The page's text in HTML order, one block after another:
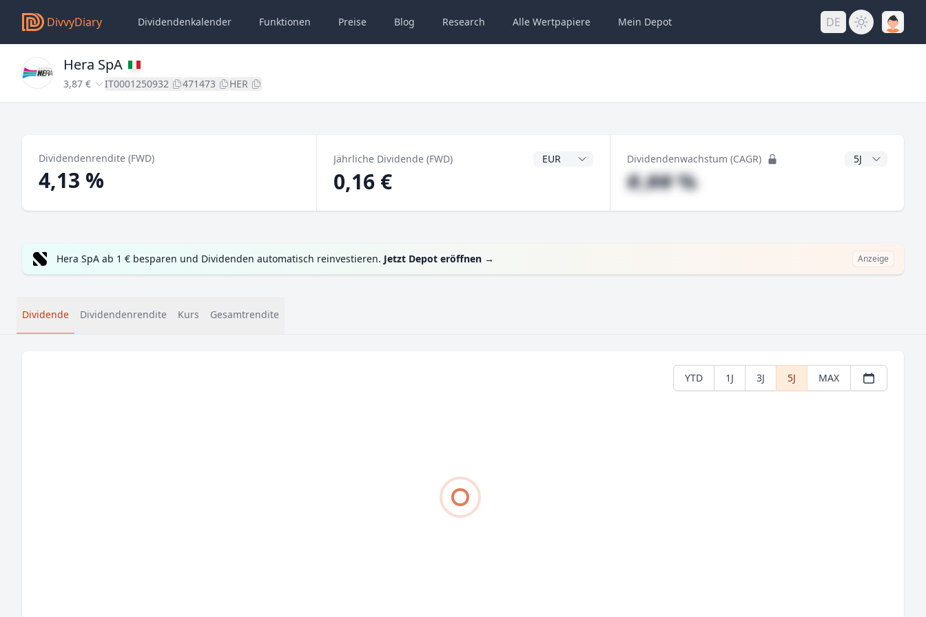
DivvyDiary Dividendenkalender Funktionen Preise Blog Research Alle Wertpapiere Mein Depot DE
Hera SpA
3,87 € IT0001250932 471473 HER
Dividendenrendite (FWD)
4,13 %
Jährliche Dividende (FWD) Dividendenwährung
0,16 €
Dividendenwachstum (CAGR) CAGR Jahre
#,## %
Hera SpA ab 1 € besparen und Dividenden automatisch reinvestieren. Jetzt Depot eröffnen → Anzeige
Dividende Dividendenrendite Kurs Gesamtrendite
YTD 1J 3J 5J MAX